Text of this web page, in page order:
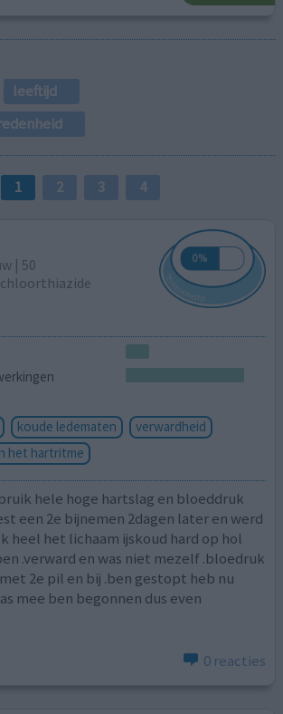
leeftijd
1 2 3 4
| 50
koude ledematen
verwardheid
het hartritme
hele hoge hartslag en bloeddruk
een 2e bijnemen 2dagen later en werd
heel het lichaam ijskoud hard op hol
.verward en was niet mezelf .bloedruk
2e pil en bij .ben gestopt heb nu
mee ben begonnen dus even
0 reacties